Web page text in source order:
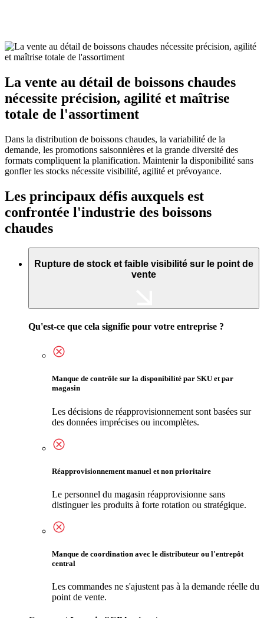
La vente au détail de boissons chaudes
nécessite précision, agilité et maîtrise
totale de l'assortiment
Dans la distribution de boissons chaudes, la variabilité de la
demande, les promotions saisonnières et la grande diversité des
formats compliquent la planification. Maintenir la disponibilité sans
gonfler les stocks nécessite visibilité, agilité et prévoyance.
Les principaux défis auxquels est
confrontée l'industrie des boissons
chaudes
Rupture de stock et faible visibilité sur le point de
vente
Qu'est-ce que cela signifie pour votre entreprise ?
Manque de contrôle sur la disponibilité par SKU et par
magasin
Les décisions de réapprovisionnement sont basées sur
des données imprécises ou incomplètes.
Réapprovisionnement manuel et non prioritaire
Le personnel du magasin réapprovisionne sans
distinguer les produits à forte rotation ou stratégique.
Manque de coordination avec le distributeur ou l'entrepôt
central
Les commandes ne s'ajustent pas à la demande réelle du
point de vente.